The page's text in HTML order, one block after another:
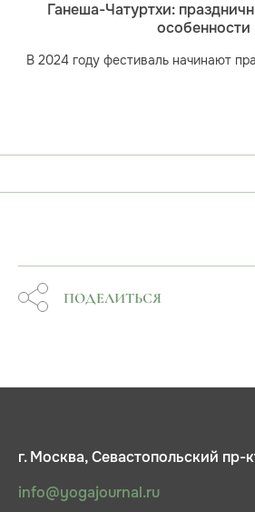
Ганеша-Чатуртхи:
особенности
В 2024 году фестиваль начинают
ПОДЕЛИТЬСЯ
г. Москва, Севастопольский пр-
info@yogajournal.ru